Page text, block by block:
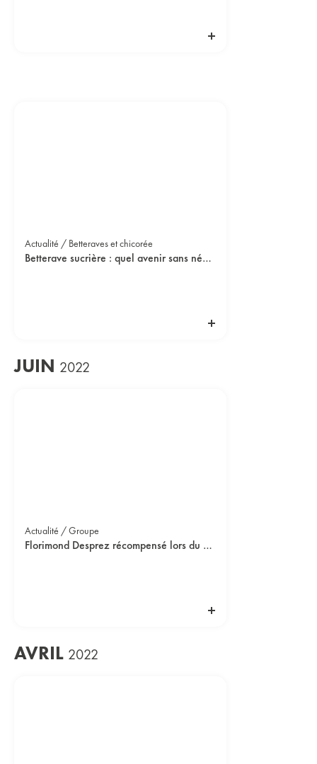
Actualité / Betteraves et chicorée
Betterave sucrière : quel avenir sans néonicotinoïdes ?
JUIN 2022
Actualité / Groupe
Florimond Desprez récompensé lors du Prix EY de l’Agroalimentaire 2022
AVRIL 2022